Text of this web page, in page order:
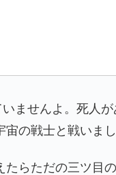
ませんよ。死人
の戦士と戦いまし
らただの三ツ目